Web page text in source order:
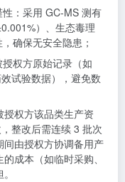
：采用 GC-MS 测有
）、生态毒理
确保无安全隐患；
权方原始记录（如
试验数据），避免数
权方该品类生产资
整改后需连续 3 批次
由授权方协调备用产
成本（如临时采购、